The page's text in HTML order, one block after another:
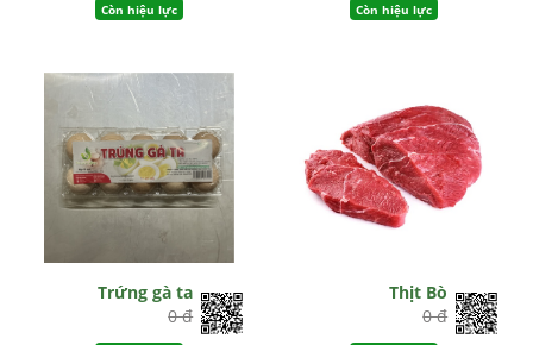
Còn hiệu lực Còn hiệu lực
Trứng gà ta
0 đ
Thịt Bò
0 đ